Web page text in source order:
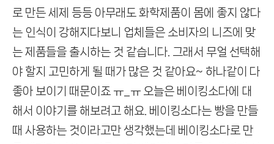
로 만든 세제 등등 아무래도 화학제품이 몸에 좋지 않다
는 인식이 강해지다보니 업체들은 소비자의 니즈에 맞
는 제품들을 출시하는 것 같습니다. 그래서 무얼 선택해
야 할지 고민하게 될 때가 많은 것 같아요~ 하나같이 다
좋아 보이기 때문이죠 ㅠ_ㅠ 오늘은 베이킹소다에 대
해서 이야기를 해보려고 해요. 베이킹소다는 빵을 만들
때 사용하는 것이라고만 생각했는데 베이킹소다로 만